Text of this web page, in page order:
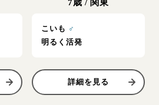
7歳 / 関東
こいも ♂
明るく活発
詳細を見る